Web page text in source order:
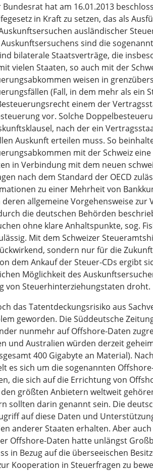
Bundesrat hat am 16.01.2013
in Kraft zu setzen, das als
ausländischer
sind die
bilaterale Staatsverträge, die
vielen Staaten, so auch mit der
weisen in
(Fall, in dem mehr als ein
einem der
vor. Solche
nach der ein
Auskunft erteilen muss. So
mit der Schweiz
in Verbindung mit dem neuen
nach dem Standard der OECD
zu einer Mehrheit von
allgemeine Vorgehensweise zur
die deutschen Behörden
ohne klare Anhaltspunkte, sog.
Mit dem Schweizer
sondern nur für die
dem Ankauf der Steuer-CDs ergibt
Möglichkeit des
von Steuerhinterziehungstaten droht.
das Tatentdeckungsrisiko aus
geworden. Die Süddeutsche
nunmehr auf Offshore-Daten
und Australien würden derzeit
400 Gigabyte an Material).
es sich um die sogenannten
die sich auf die Errichtung von
größten Anbietern weltweit
sollten darin genannt sein. Die
auf diese Daten und
anderer Staaten erhalten. Aber
Offshore-Daten hatte unlängst
in Bezug auf die überseeischen
Kooperation in Steuerfragen zu